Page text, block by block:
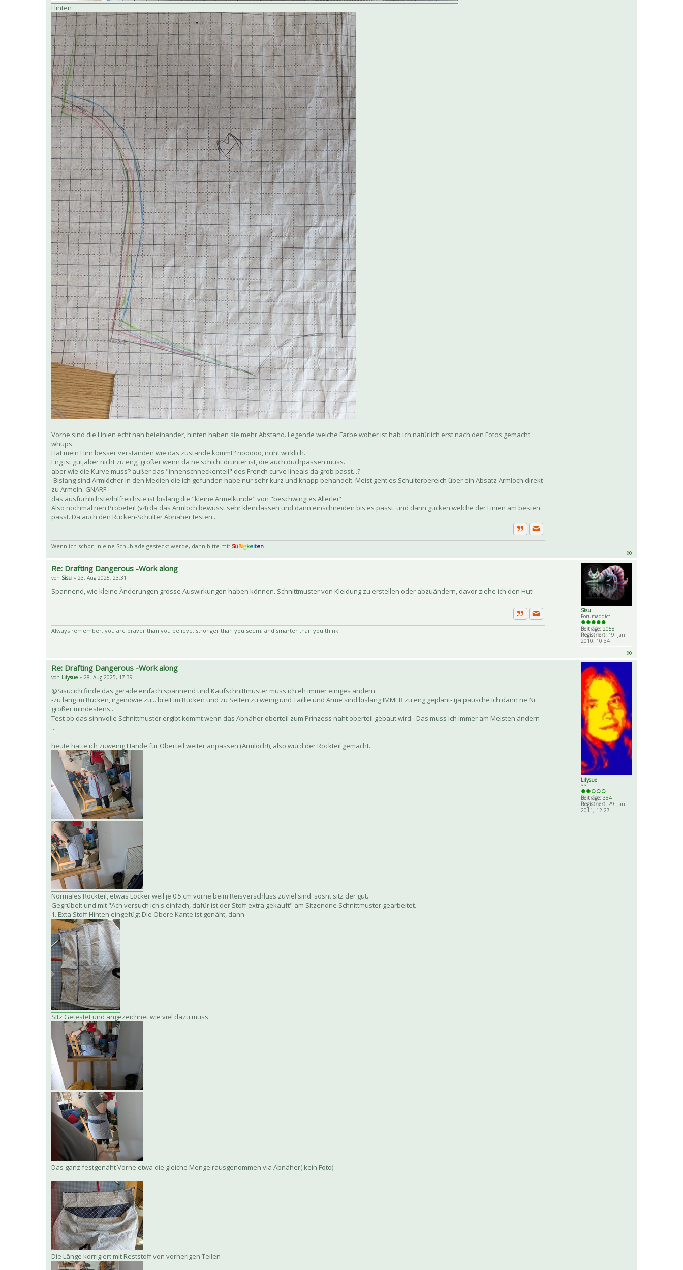
Hinten
Vorne sind die Linien echt nah beieinander, hinten haben sie mehr Abstand. Legende welche Farbe woher ist hab ich natürlich erst nach den Fotos gemacht.
whups.
Hat mein Hirn besser verstanden wie das zustande kommt? nööööö, nciht wirklich.
Eng ist gut,aber nicht zu eng, größer wenn da ne schicht drunter ist, die auch duchpassen muss.
aber wie die Kurve muss? außer das "innenschneckenteil" des French curve lineals da grob passt...?
-Bislang sind Armlöcher in den Medien die ich gefunden habe nur sehr kurz und knapp behandelt. Meist geht es Schulterbereich über ein Absatz Armloch direkt
zu Ärmeln. GNARF
das ausfürhlichste/hilfreichste ist bislang die "kleine Ärmelkunde" von "beschwingtes Allerlei"
Also nochmal nen Probeteil (v4) da das Armloch bewusst sehr klein lassen und dann einschneiden bis es passt. und dann gucken welche der Linien am besten
passt. Da auch den Rücken-Schulter Abnäher testen...
ZitatPrivate Nachricht senden
Wenn ich schon in eine Schublade gesteckt werde, dann bitte mit Süßigkeiten
Sisu
Forumaddict
Beiträge: 2058
Registriert: 19. Jan
2010, 10:34
Re: Drafting Dangerous -Work along
von Sisu » 23. Aug 2025, 23:31
Spannend, wie kleine Änderungen grosse Auswirkungen haben können. Schnittmuster von Kleidung zu erstellen oder abzuändern, davor ziehe ich den Hut!
ZitatPrivate Nachricht senden
Always remember, you are braver than you believe, stronger than you seem, and smarter than you think.
Lilysue
**
Beiträge: 384
Registriert: 29. Jan
2011, 12:27
Re: Drafting Dangerous -Work along
von Lilysue » 28. Aug 2025, 17:39
@Sisu: ich finde das gerade einfach spannend und Kaufschnittmuster muss ich eh immer einiges ändern.
-zu lang im Rücken, irgendwie zu... breit im Rücken und zu Seiten zu wenig und Taillie und Arme sind bislang IMMER zu eng geplant- (ja pausche ich dann ne Nr
größer mindestens..
Test ob das sinnvolle Schnittmuster ergibt kommt wenn das Abnäher oberteil zum Prinzess naht oberteil gebaut wird. -Das muss ich immer am Meisten ändern
...
heute hatte ich zuwenig Hände für Oberteil weiter anpassen (Armloch!), also wurd der Rockteil gemacht..
Normales Rockteil, etwas Locker weil je 0.5 cm vorne beim Reisverschluss zuviel sind. sosnt sitz der gut.
Gegrübelt und mit "Ach versuch ich's einfach, dafür ist der Stoff extra gekauft" am Sitzendne Schnittmuster gearbeitet.
1. Exta Stoff Hinten eingefügt Die Obere Kante ist genäht, dann
Sitz Getestet und angezeichnet wie viel dazu muss.
Das ganz festgenäht Vorne etwa die gleiche Menge rausgenommen via Abnäher( kein Foto)
Die Länge korrigiert mit Reststoff von vorherigen Teilen